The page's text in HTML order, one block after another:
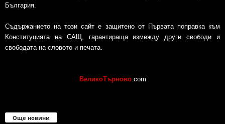
България.
Съдържанието на този сайт е защитено от Първата поправка към
Конституцията на САЩ, гарантираща измежду други свободи и
свободата на словото и печата.
ВеликоТърново.com
Още новини